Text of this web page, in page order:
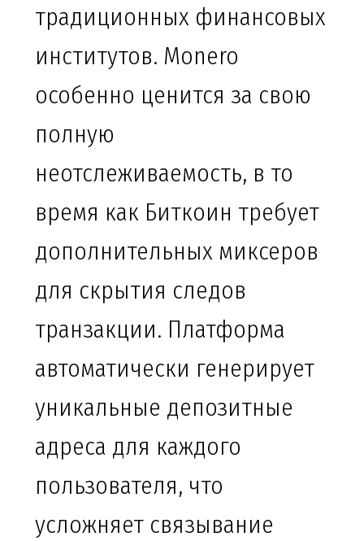
традиционных финансовых
институтов. Monero
особенно ценится за свою
полную
неотслеживаемость, в то
время как Биткоин требует
дополнительных миксеров
для скрытия следов
транзакции. Платформа
автоматически генерирует
уникальные депозитные
адреса для каждого
пользователя, что
усложняет связывание